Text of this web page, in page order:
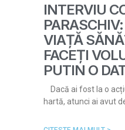
INTERVIU
VIAȚĂ
FACEȚI
PUTIN O
Dacă ai fost la o
hartă, atunci ai avut